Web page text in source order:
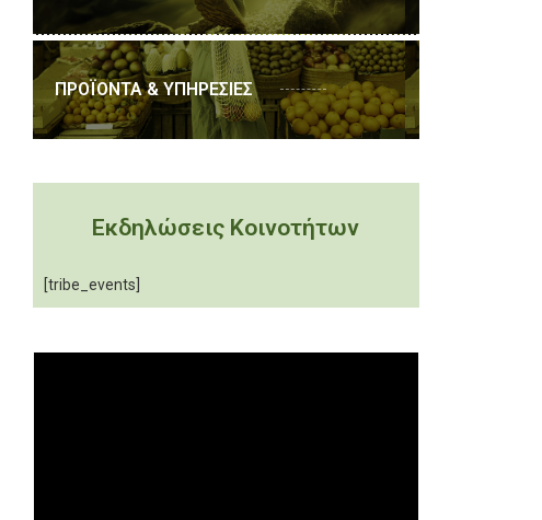
ΠΡΟΪΟΝΤΑ & ΥΠΗΡΕΣΙΕΣ
Εκδηλώσεις Κοινοτήτων
[tribe_events]